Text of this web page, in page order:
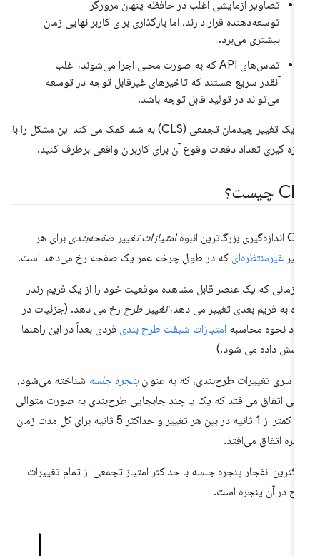
تصاویر آزمایشی اغلب در حافظه پنهان مرورگر
توسعه‌دهنده قرار دارند، اما بارگذاری برای کاربر نهایی زمان
بیشتری می‌برد.
تماس‌های API که به صورت محلی اجرا می‌شوند، اغلب
آنقدر سریع هستند که تاخیرهای غیرقابل توجه در توسعه
می‌تواند در تولید قابل توجه باشد.
متریک تغییر چیدمان تجمعی (CLS) به شما کمک می کند این مشکل را با
گیری تعداد دفعات وقوع آن برای کاربران واقعی برطرف کنید.
امتیازات تغییر صفحه‌بندیبرای هر
غیرمنتظره‌ایکه در طول چرخه عمر یک صفحه رخ می‌دهد است.
زمانی که یک عنصر قابل مشاهده موقعیت خود را از یک فریم رندر
به فریم بعدی تغییر می دهد،تغییر طرحرخ می دهد. (جزئیات در
نحوه محاسبهامتیازات شیفت طرح بندیفردی بعداً در این راهنما
داده می شود.)
سری تغییرات طرح‌بندی، که به عنوانپنجره جلسهشناخته می‌شود،
اتفاق می‌افتد که یک یا چند جابجایی طرح‌بندی به صورت متوالی
و با کمتر از 1 ثانیه در بین هر تغییر و حداکثر 5 ثانیه برای کل مدت زمان
اتفاق می‌افتد.
انفجار پنجره جلسه با حداکثر امتیاز تجمعی از تمام تغییرات
در آن پنجره است.